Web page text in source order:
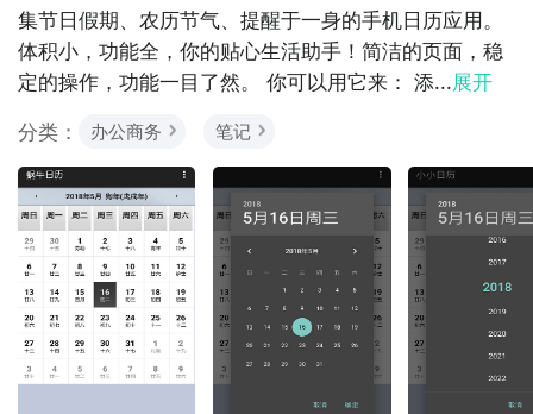
集节日假期、农历节气、提醒于一身的手机日历应用。
体积小，功能全，你的贴心生活助手！简洁的页面，稳
定的操作，功能一目了然。 你可以用它来： 添...展开
分类：
办公商务 笔记